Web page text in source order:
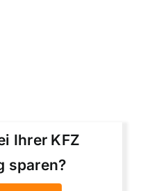
Ihrer KFZ
sparen?